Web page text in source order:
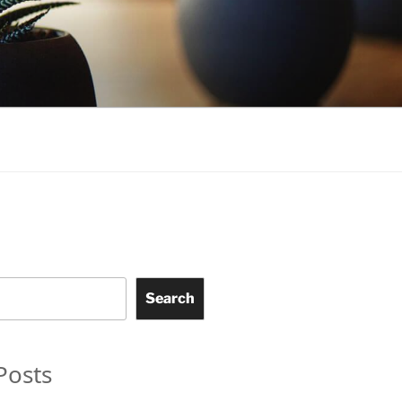
Search